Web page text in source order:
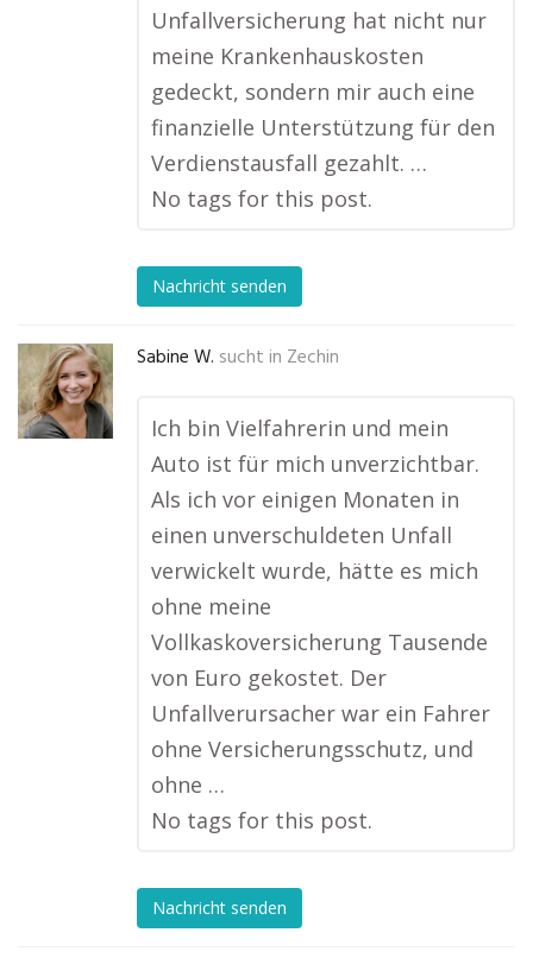
Unfallversicherung hat nicht nur
meine Krankenhauskosten
gedeckt, sondern mir auch eine
finanzielle Unterstützung für den
Verdienstausfall gezahlt. …
No tags for this post.
Nachricht senden
Sabine W. sucht in Zechin
Ich bin Vielfahrerin und mein
Auto ist für mich unverzichtbar.
Als ich vor einigen Monaten in
einen unverschuldeten Unfall
verwickelt wurde, hätte es mich
ohne meine
Vollkaskoversicherung Tausende
von Euro gekostet. Der
Unfallverursacher war ein Fahrer
ohne Versicherungsschutz, und
ohne …
No tags for this post.
Nachricht senden